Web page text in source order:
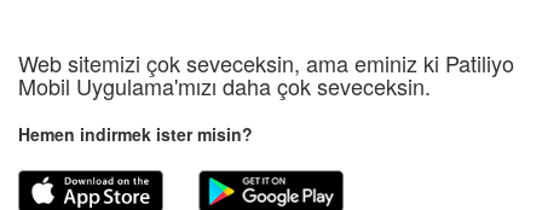
Web sitemizi çok seveceksin, ama eminiz ki Patiliyo
Mobil Uygulama'mızı daha çok seveceksin.
Hemen indirmek ister misin?